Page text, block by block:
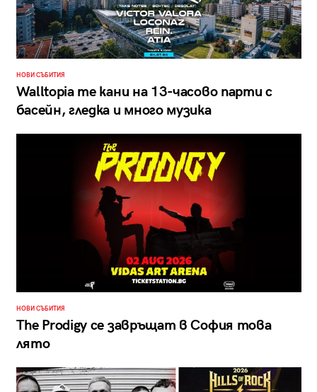
НОВИ СЪБИТИЯ
Walltopia те кани на 13-часово парти с
басейн, гледка и много музика
НОВИ СЪБИТИЯ
The Prodigy се завръщат в София това
лято